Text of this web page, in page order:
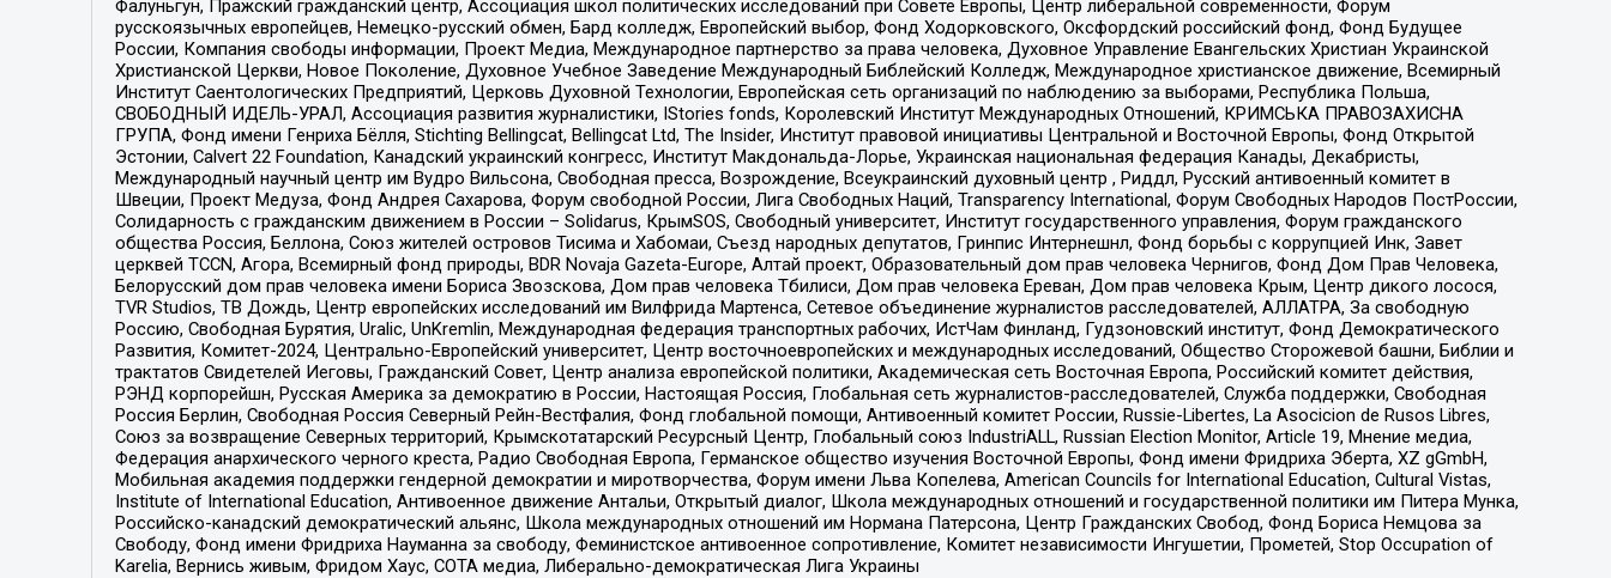
Фалуньгун, Пражский гражданский центр, Ассоциация школ политических исследований при Совете Европы, Центр либеральной современности, Форум
русскоязычных европейцев, Немецко-русский обмен, Бард колледж, Европейский выбор, Фонд Ходорковского, Оксфордский российский фонд, Фонд Будущее
России, Компания свободы информации, Проект Медиа, Международное партнерство за права человека, Духовное Управление Евангельских Христиан Украинской
Христианской Церкви, Новое Поколение, Духовное Учебное Заведение Международный Библейский Колледж, Международное христианское движение, Всемирный
Институт Саентологических Предприятий, Церковь Духовной Технологии, Европейская сеть организаций по наблюдению за выборами, Республика Польша,
СВОБОДНЫЙ ИДЕЛЬ-УРАЛ, Ассоциация развития журналистики, IStories fonds, Королевский Институт Международных Отношений, КРИМСЬКА ПРАВОЗАХИСНА
ГРУПА, Фонд имени Генриха Бёлля, Stichting Bellingcat, Bellingcat Ltd, The Insider, Институт правовой инициативы Центральной и Восточной Европы, Фонд Открытой
Эстонии, Calvert 22 Foundation, Канадский украинский конгресс, Институт Макдональда-Лорье, Украинская национальная федерация Канады, Декабристы,
Международный научный центр им Вудро Вильсона, Свободная пресса, Возрождение, Всеукраинский духовный центр , Риддл, Русский антивоенный комитет в
Швеции, Проект Медуза, Фонд Андрея Сахарова, Форум свободной России, Лига Свободных Наций, Transparеncy International, Форум Свободных Народов ПостРоссии,
Солидарность с гражданским движением в России – Solidarus, КрымSOS, Свободный университет, Институт государственного управления, Форум гражданского
общества Россия, Беллона, Союз жителей островов Тисима и Хабомаи, Съезд народных депутатов, Гринпис Интернешнл, Фонд борьбы с коррупцией Инк, Завет
церквей TCCN, Агора, Всемирный фонд природы, BDR Novaja Gazeta-Europe, Алтай проект, Образовательный дом прав человека Чернигов, Фонд Дом Прав Человека,
Белорусский дом прав человека имени Бориса Звозскова, Дом прав человека Тбилиси, Дом прав человека Ереван, Дом прав человека Крым, Центр дикого лосося,
TVR Studios, ТВ Дождь, Центр европейских исследований им Вилфрида Мартенса, Сетевое объединение журналистов расследователей, АЛЛАТРА, За свободную
Россию, Свободная Бурятия, Uralic, UnKremlin, Международная федерация транспортных рабочих, ИстЧам Финланд, Гудзоновский институт, Фонд Демократического
Развития, Комитет-2024, Центрально-Европейский университет, Центр восточноевропейских и международных исследований, Общество Сторожевой башни, Библии и
трактатов Свидетелей Иеговы, Гражданский Совет, Центр анализа европейской политики, Академическая сеть Восточная Европа, Российский комитет действия,
РЭНД корпорейшн, Русская Америка за демократию в России, Настоящая Россия, Глобальная сеть журналистов-расследователей, Служба поддержки, Свободная
Россия Берлин, Свободная Россия Северный Рейн-Вестфалия, Фонд глобальной помощи, Антивоенный комитет России, Russie-Libertes, La Asocicion de Rusos Libres,
Союз за возвращение Северных территорий, Крымскотатарский Ресурсный Центр, Глобальный союз IndustriALL, Russian Election Monitor, Article 19, Мнение медиа,
Федерация анархического черного креста, Радио Свободная Европа, Германское общество изучения Восточной Европы, Фонд имени Фридриха Эберта, XZ gGmbH,
Мобильная академия поддержки гендерной демократии и миротворчества, Форум имени Льва Копелева, American Councils for International Education, Cultural Vistas,
Institute of International Education, Антивоенное движение Антальи, Открытый диалог, Школа международных отношений и государственной политики им Питера Мунка,
Российско-канадский демократический альянс, Школа международных отношений им Нормана Патерсона, Центр Гражданских Свобод, Фонд Бориса Немцова за
Свободу, Фонд имени Фридриха Науманна за свободу, Феминистское антивоенное сопротивление, Комитет независимости Ингушетии, Прометей, Stop Occupation of
Karelia, Вернись живым, Фридом Хаус, СОТА медиа, Либерально-демократическая Лига Украины